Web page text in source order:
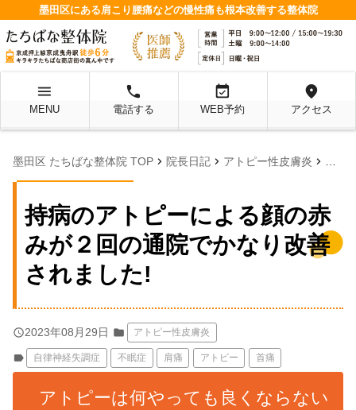
墨田区にある肩こり腰痛などの慢性痛も根本改善する整体院
menu
MENU
local_phone
電話する
event_available
WEB予約
location_on
アクセス
墨田区 たちばな整体院 TOP chevron_right 院長日記 chevron_right アトピー性皮膚炎 chevron_right
持病のアトピーによる顔の赤
みが２回の通院でかなり改善
されました!
query_builder2023年08月29日 folder アトピー性皮膚炎
label 自律神経失調症 不眠症 肩痛 アトピー 首痛
アトピーは何やっても良くならない